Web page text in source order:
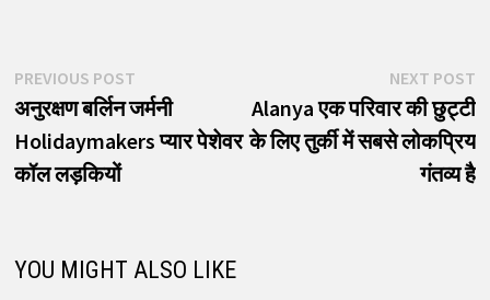
पोस्ट
नेविगेशन
PREVIOUS POSTPrevious
post:
अनुरक्षण बर्लिन जर्मनी
Holidaymakers प्यार पेशेवर
कॉल लड़कियों
NEXT POST
Alanya एक परिवार की छुट्टी
के लिए तुर्की में सबसे लोकप्रिय
गंतव्य है
YOU MIGHT ALSO LIKE